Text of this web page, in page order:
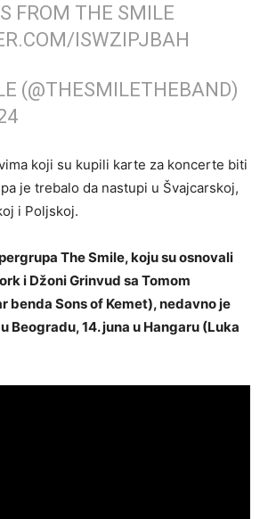
FROM THE SMILE
ISWZIPJBAH
(@THESMILETHEBAND)
koji su kupili karte za koncerte biti
je trebalo da nastupi u Švajcarskoj,
i Poljskoj.
The Smile, koju su osnovali
i Džoni Grinvud sa Tomom
benda Sons of Kemet), nedavno je
Beogradu, 14. juna u Hangaru (Luka